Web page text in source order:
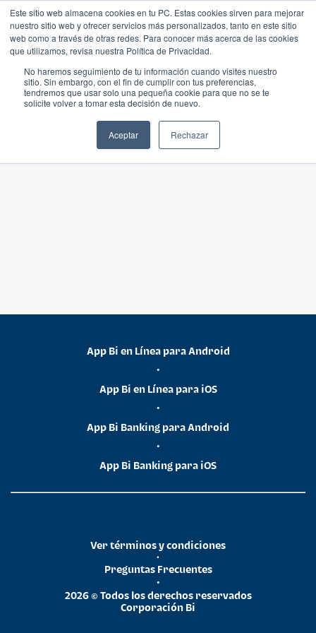
Este sitio web almacena cookies en tu PC. Estas cookies sirven para mejorar
nuestro sitio web y ofrecer servicios más personalizados, tanto en este sitio
web como a través de otras redes. Para conocer más acerca de las cookies
que utilizamos, revisa nuestra Política de Privacidad.
No haremos seguimiento de tu información cuando visites nuestro
sitio. Sin embargo, con el fin de cumplir con tus preferencias,
tendremos que usar solo una pequeña cookie para que no se te
solicite volver a tomar esta decisión de nuevo.
Aceptar Rechazar
App Bi en Línea para Android
•
App Bi en Línea para iOS
•
App Bi Banking para Android
•
App Bi Banking para iOS
2026 © Todos los derechos reservados
Corporación Bi
•
Preguntas Frecuentes
•
Ver términos y condiciones